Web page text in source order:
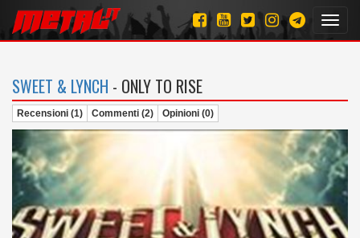
SWEET & LYNCH - ONLY TO RISE
Recensioni (1) Commenti (2) Opinioni (0)